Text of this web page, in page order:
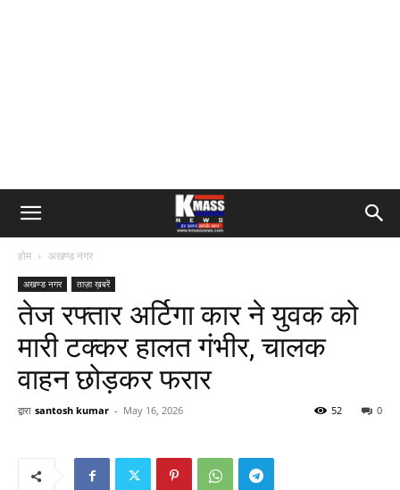
होम अखण्ड नगर
अखण्ड नगर ताज़ा ख़बरें
तेज रफ्तार अर्टिगा कार ने युवक को
मारी टक्कर हालत गंभीर, चालक
वाहन छोड़कर फरार
द्वारा santosh kumar - May 16, 2026 0
52